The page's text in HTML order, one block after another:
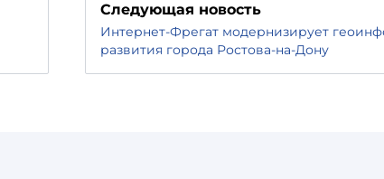
Следующая новость
Интернет-Фрегат модернизирует
развития города Ростова-на-Дону